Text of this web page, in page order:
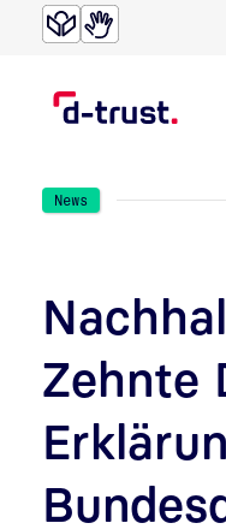
Direkt zur Suche
Direkt zum Inhalt
Deutsch
News
Zehnte